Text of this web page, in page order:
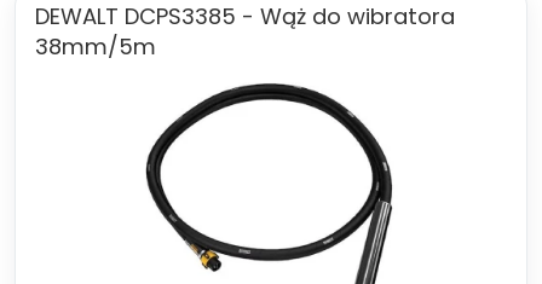
DEWALT DCPS3385 - Wąż do wibratora
38mm/5m